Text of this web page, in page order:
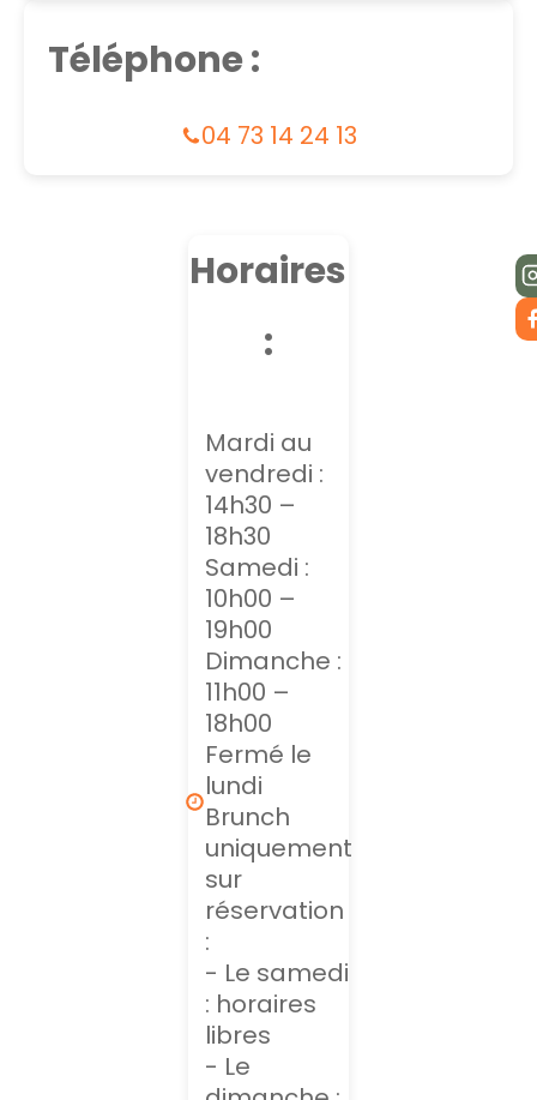
Téléphone :
04 73 14 24 13
Horaires
:
Mardi au
vendredi :
14h30 –
18h30
Samedi :
10h00 –
19h00
Dimanche :
11h00 –
18h00
Fermé le
lundi
Brunch
uniquement
sur
réservation
:
- Le samedi
: horaires
libres
- Le